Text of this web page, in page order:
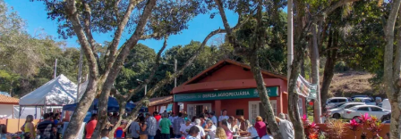
A Prefeitura destaca que eventos esportivos contribuem
para ampliar o acesso da população às diferentes
modalidades e incentivar crianças e jovens à prática
esportiva.